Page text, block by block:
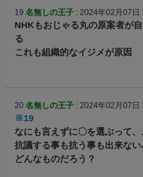
19 名無しの王子: 2024年02月07日
NHKもおじゃる丸の原案者が
る
これも組織的なイジメが原因
20 名無しの王子: 2024年02月07日
※19
なにも言えずに〇を選ぶって、
抗議する事も抗う事も出来ない
どんなものだろう？